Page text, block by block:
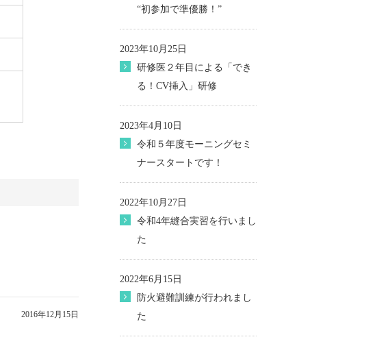
2016年12月15日
“初参加で準優勝！”
2023年10月25日
研修医２年目による「でき
る！CV挿入」研修
2023年4月10日
令和５年度モーニングセミ
ナースタートです！
2022年10月27日
令和4年縫合実習を行いまし
た
2022年6月15日
防火避難訓練が行われまし
た